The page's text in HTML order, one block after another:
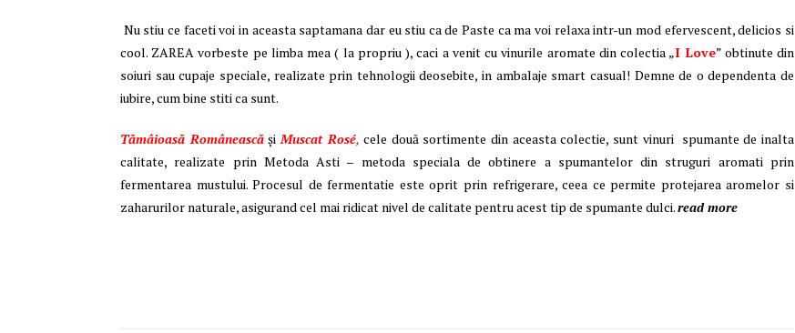
Nu stiu ce faceti voi in aceasta saptamana dar eu stiu ca de Paste ca ma voi relaxa intr-un mod efervescent, delicios si
cool. ZAREA vorbeste pe limba mea ( la propriu ), caci a venit cu vinurile aromate din colectia „I Love” obtinute din
soiuri sau cupaje speciale, realizate prin tehnologii deosebite, in ambalaje smart casual! Demne de o dependenta de
iubire, cum bine stiti ca sunt.
Tămâioasă RomâneascășiMuscat Rosé, cele două sortimente din aceasta colectie, sunt vinuri spumante de inalta
calitate, realizate prin Metoda Asti – metoda speciala de obtinere a spumantelor din struguri aromati prin
fermentarea mustului. Procesul de fermentatie este oprit prin refrigerare, ceea ce permite protejarea aromelor si
zaharurilor naturale, asigurand cel mai ridicat nivel de calitate pentru acest tip de spumante dulci.read more